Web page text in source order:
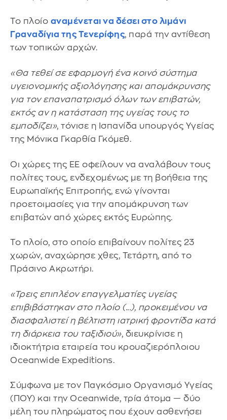
Το πλοίο αναμένεται να δέσει στο λιμάνι
Γραναδίγια της Τενερίφης, παρά την αντίθεση
των τοπικών αρχών.
«Θα τεθεί σε εφαρμογή ένα κοινό σύστημα
υγειονομικής αξιολόγησης και απομάκρυνσης
για τον επαναπατρισμό όλων των επιβατών,
εκτός αν η κατάσταση της υγείας τους το
εμποδίζει», τόνισε η Ισπανίδα υπουργός Υγείας
της Μόνικα Γκαρθία Γκόμεθ.
Οι χώρες της ΕΕ οφείλουν να αναλάβουν τους
πολίτες τους, ενδεχομένως με τη βοήθεια της
Ευρωπαϊκής Επιτροπής, ενώ γίνονται
προετοιμασίες για την απομάκρυνση των
επιβατών από χώρες εκτός Ευρώπης.
Το πλοίο, στο οποίο επιβαίνουν πολίτες 23
χωρών, αναχώρησε χθες, Τετάρτη, από το
Πράσινο Ακρωτήρι.
«Τρεις επιπλέον επαγγελματίες υγείας
επιβιβάστηκαν στο πλοίο (...), προκειμένου να
διασφαλιστεί η βέλτιστη ιατρική φροντίδα κατά
τη διάρκεια του ταξιδιού», διευκρίνισε η
ιδιοκτήτρια εταιρεία του κρουαζιερόπλοιου
Oceanwide Expeditions.
Σύμφωνα με τον Παγκόσμιο Οργανισμό Υγείας
(ΠΟΥ) και την Oceanwide, τρία άτομα — δύο
μέλη του πληρώματος που έχουν ασθενήσει